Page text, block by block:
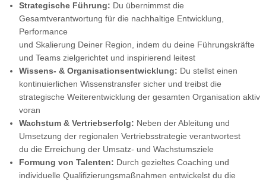
Strategische Führung: Du übernimmst die
Gesamtverantwortung für die nachhaltige Entwicklung,
Performance
und Skalierung Deiner Region, indem du deine Führungskräfte
und Teams zielgerichtet und inspirierend leitest
Wissens- & Organisationsentwicklung: Du stellst einen
kontinuierlichen Wissenstransfer sicher und treibst die
strategische Weiterentwicklung der gesamten Organisation aktiv
voran
Wachstum & Vertriebserfolg: Neben der Ableitung und
Umsetzung der regionalen Vertriebsstrategie verantwortest
du die Erreichung der Umsatz- und Wachstumsziele
Formung von Talenten: Durch gezieltes Coaching und
individuelle Qualifizierungsmaßnahmen entwickelst du die